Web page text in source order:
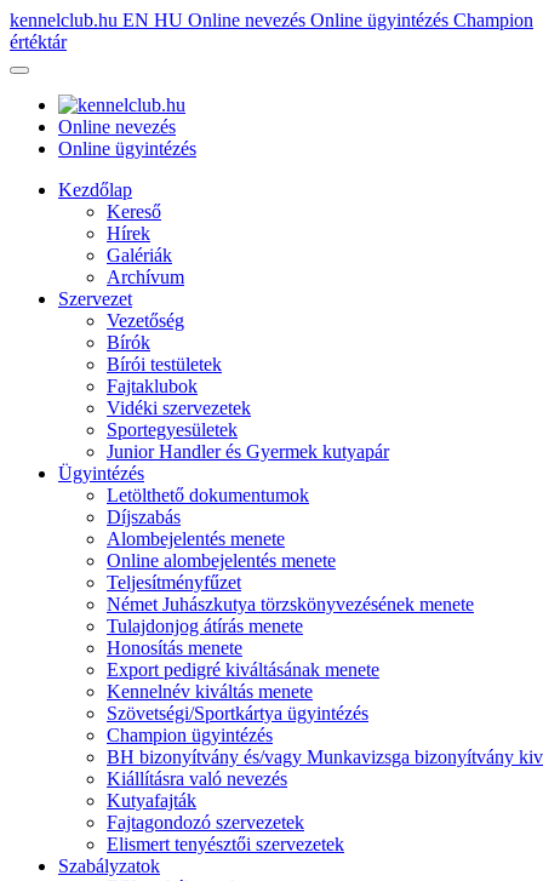
kennelclub.hu EN HU Online nevezés Online ügyintézés Champion
értéktár
Online nevezés
Online ügyintézés
Kezdőlap
Kereső
Hírek
Galériák
Archívum
Szervezet
Vezetőség
Bírók
Bírói testületek
Fajtaklubok
Vidéki szervezetek
Sportegyesületek
Junior Handler és Gyermek kutyapár
Ügyintézés
Letölthető dokumentumok
Díjszabás
Alombejelentés menete
Online alombejelentés menete
Teljesítményfűzet
Német Juhászkutya törzskönyvezésének menete
Tulajdonjog átírás menete
Honosítás menete
Export pedigré kiváltásának menete
Kennelnév kiváltás menete
Szövetségi/Sportkártya ügyintézés
Champion ügyintézés
BH bizonyítvány és/vagy Munkavizsga bizonyítvány
Kiállításra való nevezés
Kutyafajták
Fajtagondozó szervezetek
Elismert tenyésztői szervezetek
Szabályzatok